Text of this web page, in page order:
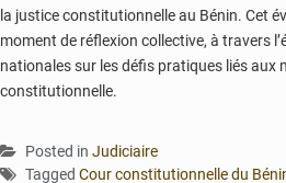
la justice constitutionnelle au Bénin. Cet
moment de réflexion collective, à travers
nationales sur les défis pratiques liés aux
constitutionnelle.
Posted in Judiciaire
Tagged Cour constitutionnelle du